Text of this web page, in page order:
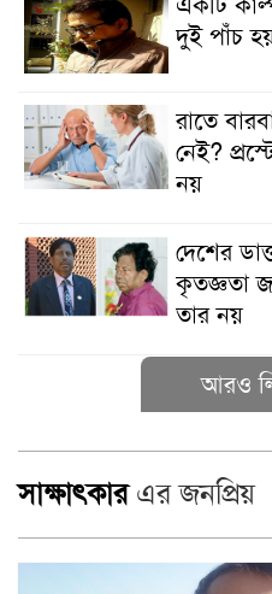
দুই পাঁচ
রাতে
নেই?
নয়
দেশের
কৃতজ্ঞতা
তার নয়
আরও
সাক্ষাৎকারএর জনপ্রিয়